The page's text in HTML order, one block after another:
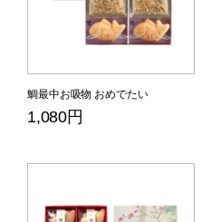
鯛最中お吸物 おめでたい
1,080円